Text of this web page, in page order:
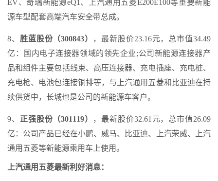
EV、奇瑞新能源eQ1、上汽通用五菱E200E100等重要新能
源车型配套高端汽车安全带总成。
8、 胜蓝股份（300843）
，最新股价23.16元，总市值34.49
亿：国内电子连接器领域的领先企业;公司新能源连接器产
品和组件主要包括线束、高压连接器、充电插座、充电桩、
充电枪、电池包连接铜排等，与上汽通用五菱和比亚迪在持
续供货中，长城也是公司的新能源车客户。
9、 正强股份（301119）
，最新股价32.61元，总市值26.09
亿：公司产品已经在小鹏、威马、比亚迪、上汽荣威、上汽
通用五菱等新能源乘用车上使用。
上汽通用五菱最新利好消息：